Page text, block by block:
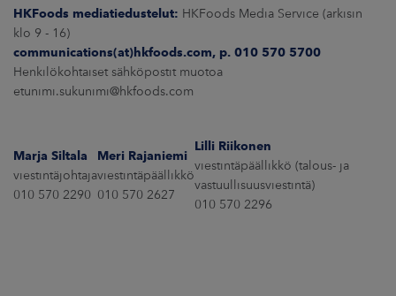
MEISTÄ
HKFoods mediatiedustelut: HKFoods Media Service (arkisin
klo 9 - 16)
communications(at)hkfoods.com, p. 010 570 5700
Henkilökohtaiset sähköpostit muotoa
etunimi.sukunimi@hkfoods.com
Marja Siltala
viestintäjohtaja
010 570 2290
Meri Rajaniemi
viestintäpäällikkö
010 570 2627
Lilli Riikonen
viestintäpäällikkö (talous- ja
vastuullisuusviestintä)
010 570 2296